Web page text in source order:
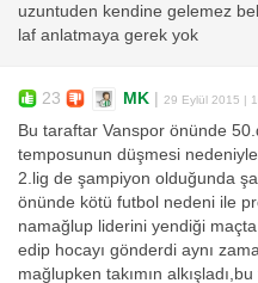
uzuntuden kendine gelemez
laf anlatmaya gerek yok
23 MK | 29 Eylül 2015 |
Bu taraftar Vanspor önünde
temposunun düşmesi
2.lig de şampiyon olduğunda
önünde kötü futbol nedeni ile
namağlup liderini yendiği
edip hocayı gönderdi aynı
mağlupken takımın